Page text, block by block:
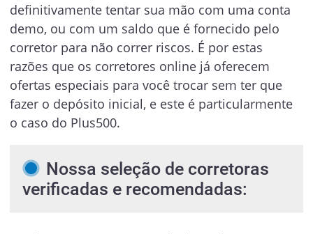
definitivamente tentar sua mão com uma conta
demo, ou com um saldo que é fornecido pelo
corretor para não correr riscos. É por estas
razões que os corretores online já oferecem
ofertas especiais para você trocar sem ter que
fazer o depósito inicial, e este é particularmente
o caso do Plus500.
Nossa seleção de corretoras
verificadas e recomendadas: